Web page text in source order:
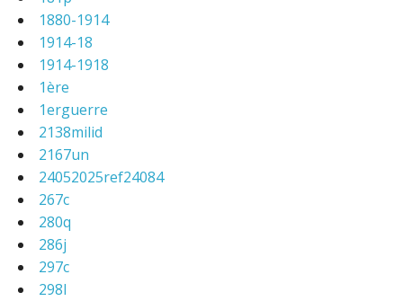
1880-1914
1914-18
1914-1918
1ère
1erguerre
2138milid
2167un
24052025ref24084
267c
280q
286j
297c
298l